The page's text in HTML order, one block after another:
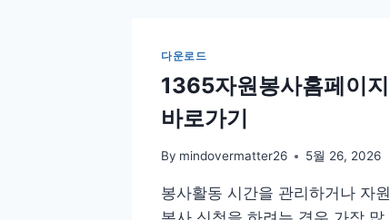
전
다
운
드
무
료
다운로드
1365자원봉사홈페이지
바로가기
By mindovermatter26 5월 26, 2026
봉사활동 시간을 관리하거나 자원